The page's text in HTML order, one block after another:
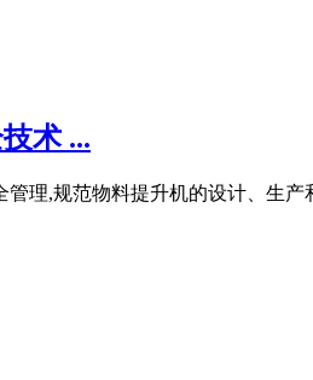
术 ...
理,规范物料提升机的设计、生